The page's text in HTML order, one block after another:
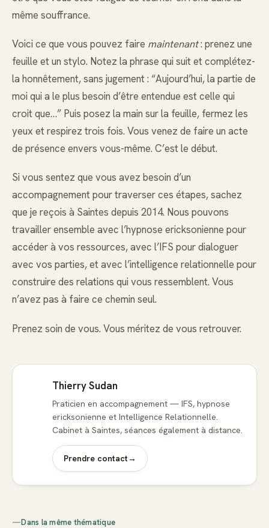
même souffrance.
Voici ce que vous pouvez faire maintenant: prenez une
feuille et un stylo. Notez la phrase qui suit et complétez-
la honnêtement, sans jugement : “Aujourd’hui, la partie de
moi qui a le plus besoin d’être entendue est celle qui
croit que…” Puis posez la main sur la feuille, fermez les
yeux et respirez trois fois. Vous venez de faire un acte
de présence envers vous-même. C’est le début.
Si vous sentez que vous avez besoin d’un
accompagnement pour traverser ces étapes, sachez
que je reçois à Saintes depuis 2014. Nous pouvons
travailler ensemble avec l’hypnose ericksonienne pour
accéder à vos ressources, avec l’IFS pour dialoguer
avec vos parties, et avec l’intelligence relationnelle pour
construire des relations qui vous ressemblent. Vous
n’avez pas à faire ce chemin seul.
Prenez soin de vous. Vous méritez de vous retrouver.
Thierry Sudan
Praticien en accompagnement — IFS, hypnose
ericksonienne et Intelligence Relationnelle.
Cabinet à Saintes, séances également à distance.
Prendre contact→
—Dans la même thématique